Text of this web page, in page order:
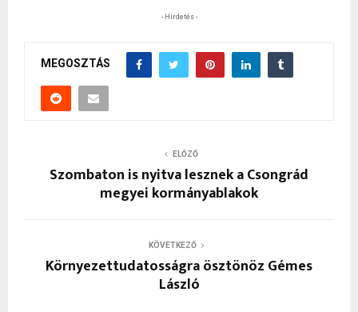
- Hirdetés -
MEGOSZTÁS
ELŐZŐ
Szombaton is nyitva lesznek a Csongrád
megyei kormányablakok
KÖVETKEZŐ
Környezettudatosságra ösztönöz Gémes
László